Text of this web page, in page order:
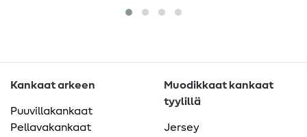
Kankaat arkeen
Puuvillakankaat
Pellavakankaat
Muodikkaat kankaat
tyylillä
Jersey